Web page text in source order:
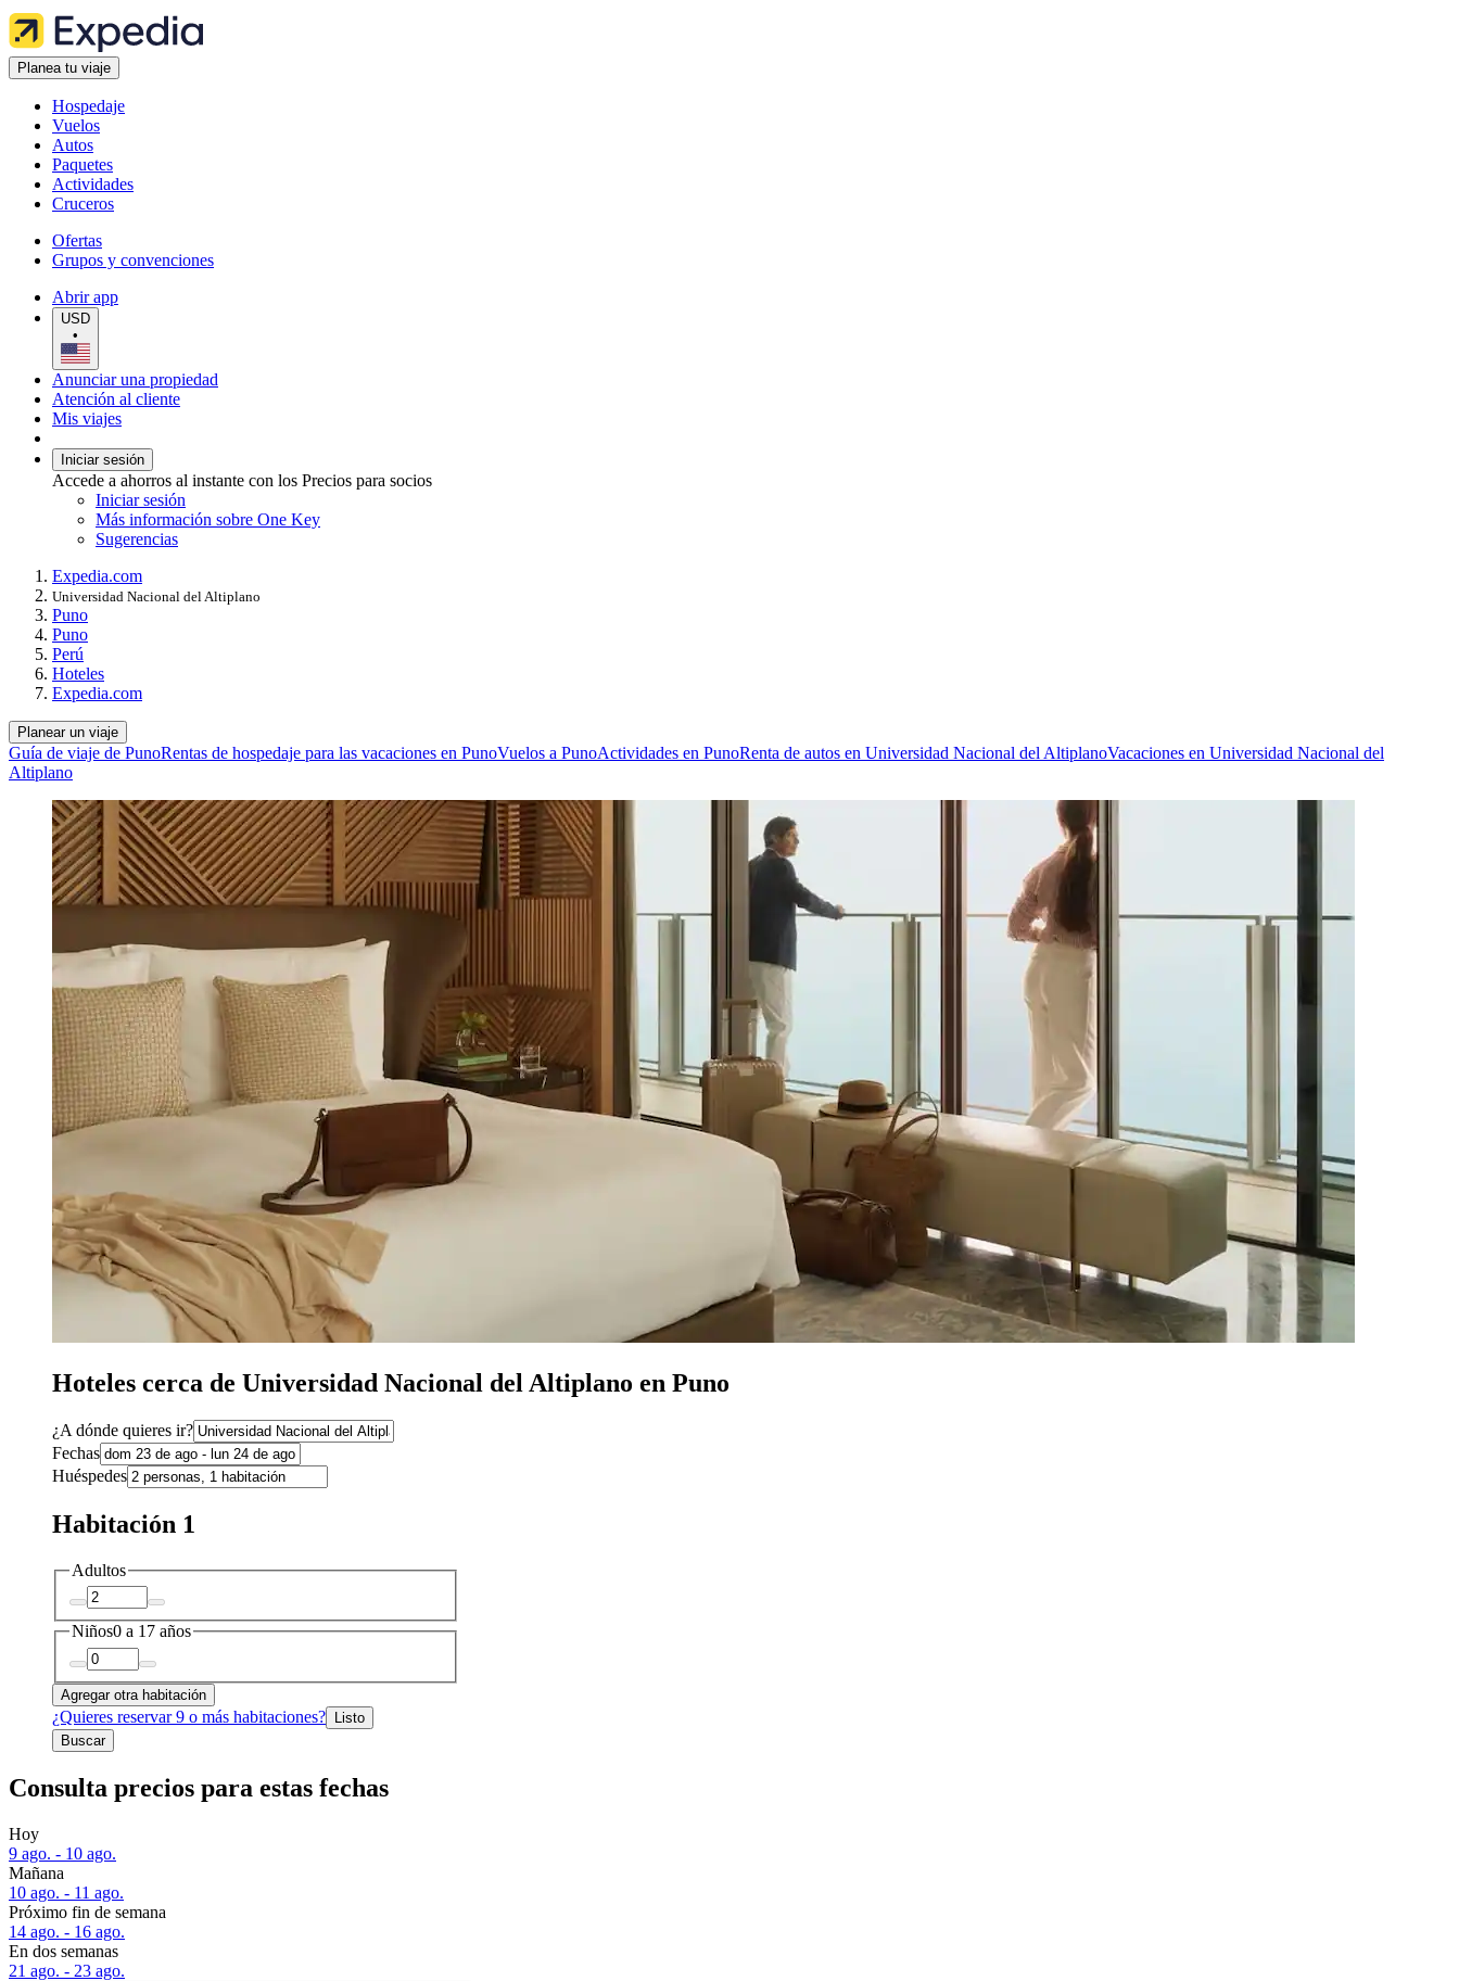
Planea tu viaje
Hospedaje
Vuelos
Autos
Paquetes
Actividades
Cruceros
Ofertas
Grupos y convenciones
Abrir app
USD
•
Anunciar una propiedad
Atención al cliente
Mis viajes
Iniciar sesión
Accede a ahorros al instante con los Precios para socios
Iniciar sesión
Más información sobre One Key
Sugerencias
Expedia.com
Universidad Nacional del Altiplano
Puno
Puno
Perú
Hoteles
Expedia.com
Planear un viaje
Guía de viaje de PunoRentas de hospedaje para las vacaciones en PunoVuelos a PunoActividades en PunoRenta de autos en Universidad Nacional del AltiplanoVacaciones en Universidad Nacional del
Altiplano
Hoteles cerca de Universidad Nacional del Altiplano en Puno
¿A dónde quieres ir?
Fechas
Huéspedes
Habitación 1
Adultos
Niños0 a 17 años
Agregar otra habitación
¿Quieres reservar 9 o más habitaciones? Listo
Buscar
Consulta precios para estas fechas
Hoy
9 ago. - 10 ago.
Mañana
10 ago. - 11 ago.
Próximo fin de semana
14 ago. - 16 ago.
En dos semanas
21 ago. - 23 ago.